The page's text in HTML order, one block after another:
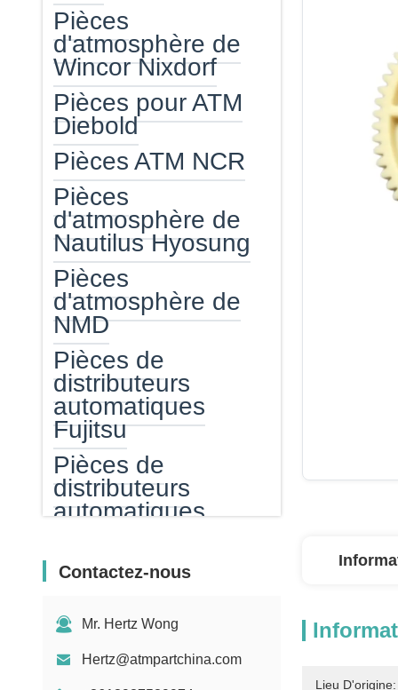
Pièces
d'atmosphère de
Wincor Nixdorf
Pièces pour ATM
Diebold
Pièces ATM NCR
Pièces
d'atmosphère de
Nautilus Hyosung
Pièces
d'atmosphère de
NMD
Pièces de
distributeurs
automatiques
Fujitsu
Pièces de
distributeurs
automatiques
Pièces
GRG
distributeur
automatique de
Contactez-nous
Mr. Hertz Wong
Hertz@atmpartchina.com
Lieu D'origine: